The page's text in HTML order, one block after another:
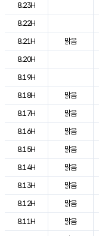
8.23H
8.22H
8.21H
맑음
8.20H
8.19H
8.18H
맑음
8.17H
맑음
8.16H
맑음
8.15H
맑음
8.14H
맑음
8.13H
맑음
8.12H
맑음
8.11H
맑음